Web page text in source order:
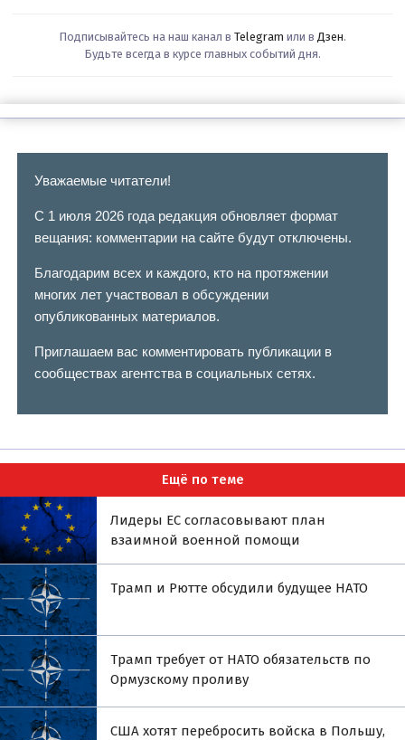
Подписывайтесь на наш канал в Telegram или в Дзен.
Будьте всегда в курсе главных событий дня.
Уважаемые читатели!
С 1 июля 2026 года редакция обновляет формат
вещания: комментарии на сайте будут отключены.
Благодарим всех и каждого, кто на протяжении
многих лет участвовал в обсуждении
опубликованных материалов.
Приглашаем вас комментировать публикации в
сообществах агентства в социальных сетях.
Ещё по теме
Лидеры ЕС согласовывают план
взаимной военной помощи
Трамп и Рютте обсудили будущее НАТО
Трамп требует от НАТО обязательств по
Ормузскому проливу
США хотят перебросить войска в Польшу,